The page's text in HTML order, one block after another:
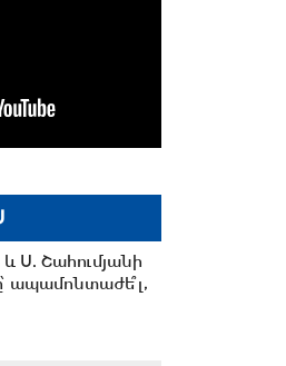
և Ս. Շահումյանի
ապամոնտաժե՞լ,